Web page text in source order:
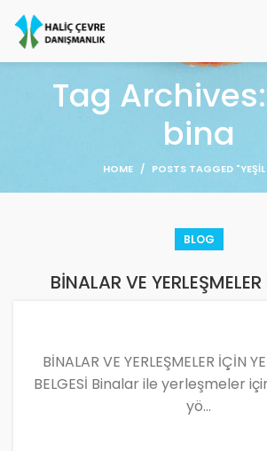
Tag
bina
HOME POSTS TAGGED
BLOG
BİNALAR VE
BİNALAR VE YERLEŞMELER İÇİN
BELGESİ Binalar ile yerleşmeler
yö...